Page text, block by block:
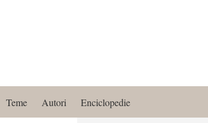
Teme Autori Enciclopedie